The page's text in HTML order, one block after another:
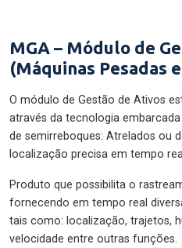
MGA – Módulo de
(Máquinas Pesadas
O módulo de Gestão de Ativos
através da tecnologia
de semirreboques: Atrelados ou
localização precisa em tempo
Produto que possibilita o
fornecendo em tempo real
tais como: localização, trajetos,
velocidade entre outras funções.